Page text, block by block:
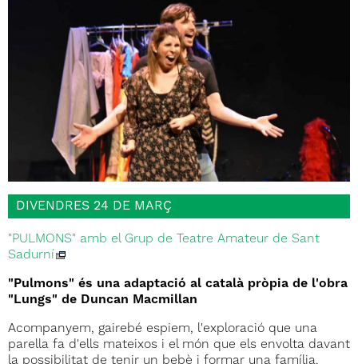
DIVENDRES 24 DE MARÇ
"PULMONS" amb el Grup de Teatre Amateur de Sant
Sadurní
"Pulmons" és una adaptació al català pròpia de l'obra
"Lungs" de Duncan Macmillan
Acompanyem, gairebé espiem, l'exploració que una
parella fa d'ells mateixos i el món que els envolta davant
la possibilitat de tenir un bebè i formar una família.